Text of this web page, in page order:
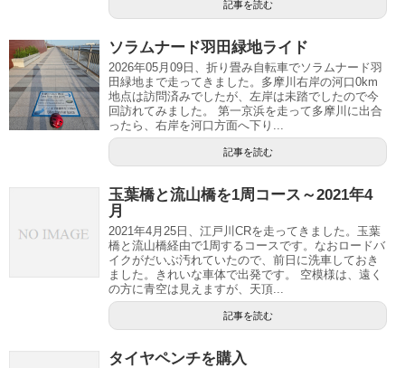
記事を読む
ソラムナード羽田緑地ライド
2026年05月09日、折り畳み自転車でソラムナード羽
田緑地まで走ってきました。多摩川右岸の河口0km
地点は訪問済みでしたが、左岸は未踏でしたので今
回訪れてみました。 第一京浜を走って多摩川に出合
ったら、右岸を河口方面へ下り...
記事を読む
玉葉橋と流山橋を1周コース～2021年4
月
2021年4月25日、江戸川CRを走ってきました。玉葉
橋と流山橋経由で1周するコースです。なおロードバ
イクがだいぶ汚れていたので、前日に洗車しておき
ました。きれいな車体で出発です。 空模様は、遠く
の方に青空は見えますが、天頂...
記事を読む
タイヤペンチを購入